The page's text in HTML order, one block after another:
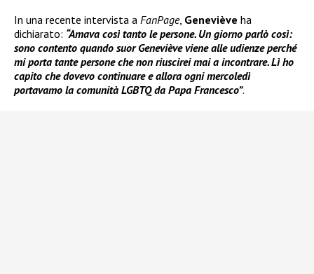
In una recente intervista a FanPage, Geneviève ha
dichiarato: “Amava così tanto le persone. Un giorno parlò così:
sono contento quando suor Geneviève viene alle udienze perché
mi porta tante persone che non riuscirei mai a incontrare. Lì ho
capito che dovevo continuare e allora ogni mercoledì
portavamo la comunità LGBTQ da Papa Francesco”.